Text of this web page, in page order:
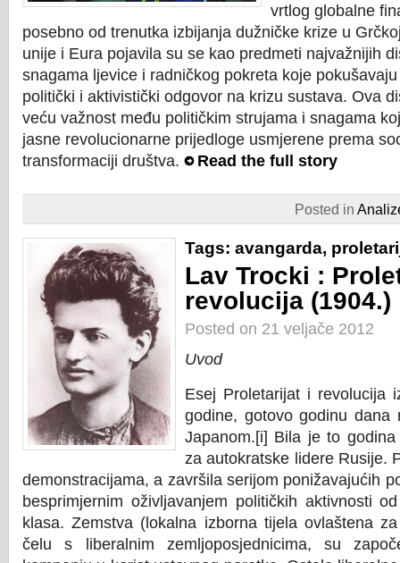
vrtlog globalne
posebno od trenutka izbijanja dužničke krize u
unije i Eura pojavila su se kao predmeti najvažnijih
snagama ljevice i radničkog pokreta koje
politički i aktivistički odgovor na krizu sustava. Ova
veću važnost među političkim strujama i snagama
jasne revolucionarne prijedloge usmjerene prema
transformaciji društva.
Read the full story
Posted in
Tags: avangarda,
Lav Trocki :
revolucija (1904.)
Posted on 21 veljače 2012
Uvod
Esej Proletarijat i revolucija
godine, gotovo godinu dana
Japanom.[i] Bila je to
za autokratske lidere Rusije.
demonstracijama, a završila serijom ponižavajućih
besprimjernim oživljavanjem političkih aktivnosti
klasa. Zemstva (lokalna izborna tijela ovlaštena
čelu s liberalnim zemljoposjednicima, su